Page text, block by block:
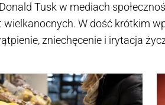
Tusk w mediach
W dość krótkim
zniechęcenie i irytacja
dotyczące... afery pedofilskiej